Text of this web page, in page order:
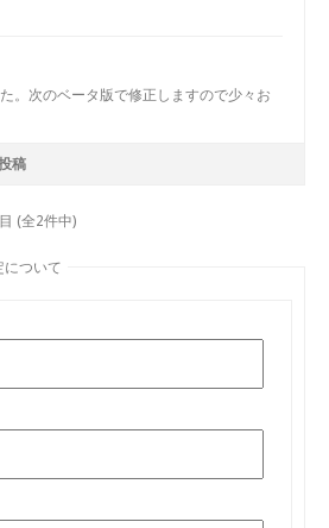
。次のベータ版で修正しますので少々お
稿
(全2件中)
について